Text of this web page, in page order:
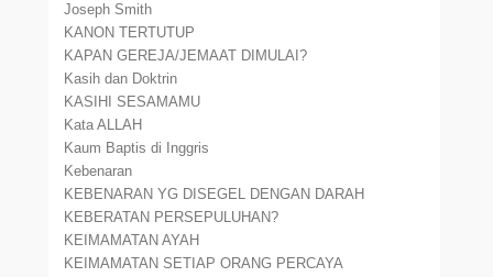
Joseph Smith
KANON TERTUTUP
KAPAN GEREJA/JEMAAT DIMULAI?
Kasih dan Doktrin
KASIHI SESAMAMU
Kata ALLAH
Kaum Baptis di Inggris
Kebenaran
KEBENARAN YG DISEGEL DENGAN DARAH
KEBERATAN PERSEPULUHAN?
KEIMAMATAN AYAH
KEIMAMATAN SETIAP ORANG PERCAYA